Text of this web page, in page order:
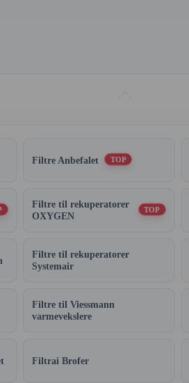
Filtre Anbefalet TOP
Filtre til rekuperatorer
OXYGEN
TOP
Filtre til rekuperatorer
Systemair
Filtre til Viessmann
varmevekslere
Filtrai Brofer